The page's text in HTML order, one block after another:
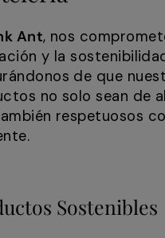
Ant, nos
y la
de que
no solo sean de
respetuosos
Sostenibles